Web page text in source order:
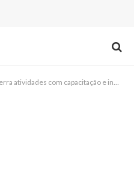
e incentivo ao empreendedorismo em Gravatá